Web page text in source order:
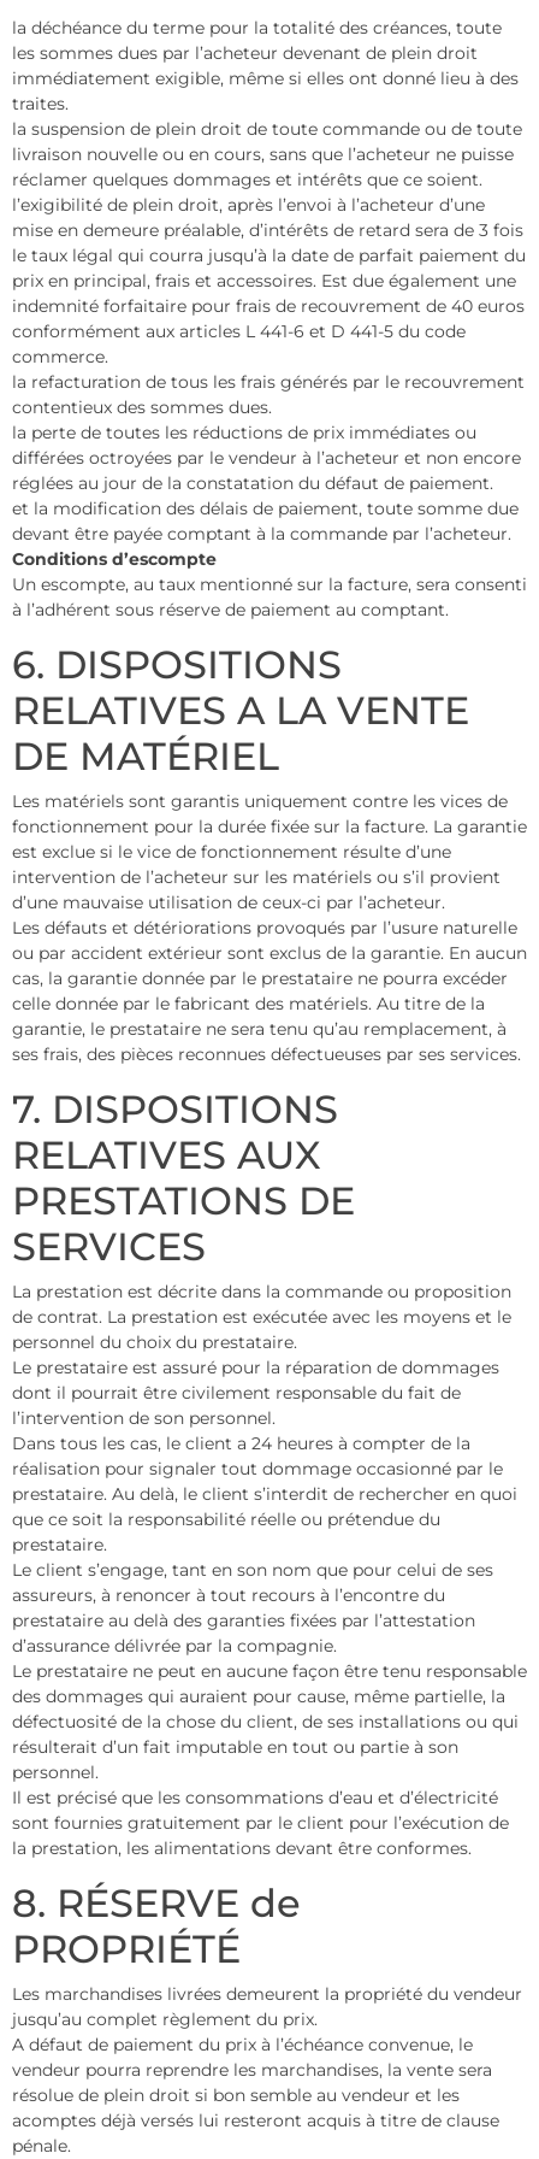
la déchéance du terme pour la totalité des créances, toute
les sommes dues par l’acheteur devenant de plein droit
immédiatement exigible, même si elles ont donné lieu à des
traites.
la suspension de plein droit de toute commande ou de toute
livraison nouvelle ou en cours, sans que l’acheteur ne puisse
réclamer quelques dommages et intérêts que ce soient.
l’exigibilité de plein droit, après l’envoi à l’acheteur d’une
mise en demeure préalable, d’intérêts de retard sera de 3 fois
le taux légal qui courra jusqu’à la date de parfait paiement du
prix en principal, frais et accessoires. Est due également une
indemnité forfaitaire pour frais de recouvrement de 40 euros
conformément aux articles L 441-6 et D 441-5 du code
commerce.
la refacturation de tous les frais générés par le recouvrement
contentieux des sommes dues.
la perte de toutes les réductions de prix immédiates ou
différées octroyées par le vendeur à l’acheteur et non encore
réglées au jour de la constatation du défaut de paiement.
et la modification des délais de paiement, toute somme due
devant être payée comptant à la commande par l’acheteur.
Conditions d’escompte
Un escompte, au taux mentionné sur la facture, sera consenti
à l’adhérent sous réserve de paiement au comptant.
6. DISPOSITIONS
RELATIVES A LA VENTE
DE MATÉRIEL
Les matériels sont garantis uniquement contre les vices de
fonctionnement pour la durée fixée sur la facture. La garantie
est exclue si le vice de fonctionnement résulte d’une
intervention de l’acheteur sur les matériels ou s’il provient
d’une mauvaise utilisation de ceux-ci par l’acheteur.
Les défauts et détériorations provoqués par l’usure naturelle
ou par accident extérieur sont exclus de la garantie. En aucun
cas, la garantie donnée par le prestataire ne pourra excéder
celle donnée par le fabricant des matériels. Au titre de la
garantie, le prestataire ne sera tenu qu’au remplacement, à
ses frais, des pièces reconnues défectueuses par ses services.
7. DISPOSITIONS
RELATIVES AUX
PRESTATIONS DE
SERVICES
La prestation est décrite dans la commande ou proposition
de contrat. La prestation est exécutée avec les moyens et le
personnel du choix du prestataire.
Le prestataire est assuré pour la réparation de dommages
dont il pourrait être civilement responsable du fait de
l’intervention de son personnel.
Dans tous les cas, le client a 24 heures à compter de la
réalisation pour signaler tout dommage occasionné par le
prestataire. Au delà, le client s’interdit de rechercher en quoi
que ce soit la responsabilité réelle ou prétendue du
prestataire.
Le client s’engage, tant en son nom que pour celui de ses
assureurs, à renoncer à tout recours à l’encontre du
prestataire au delà des garanties fixées par l’attestation
d’assurance délivrée par la compagnie.
Le prestataire ne peut en aucune façon être tenu responsable
des dommages qui auraient pour cause, même partielle, la
défectuosité de la chose du client, de ses installations ou qui
résulterait d’un fait imputable en tout ou partie à son
personnel.
Il est précisé que les consommations d’eau et d’électricité
sont fournies gratuitement par le client pour l’exécution de
la prestation, les alimentations devant être conformes.
8. RÉSERVE de
PROPRIÉTÉ
Les marchandises livrées demeurent la propriété du vendeur
jusqu’au complet règlement du prix.
A défaut de paiement du prix à l’échéance convenue, le
vendeur pourra reprendre les marchandises, la vente sera
résolue de plein droit si bon semble au vendeur et les
acomptes déjà versés lui resteront acquis à titre de clause
pénale.